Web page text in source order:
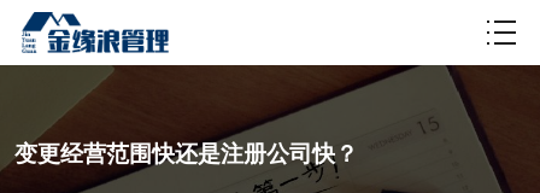
财税百科
变更经营范围快还是注册公司快？